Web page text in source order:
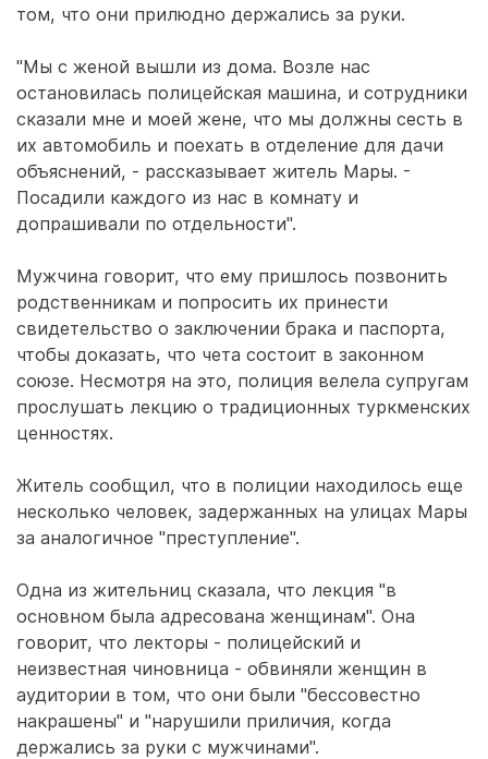
том, что они прилюдно держались за руки.
"Мы с женой вышли из дома. Возле нас
остановилась полицейская машина, и сотрудники
сказали мне и моей жене, что мы должны сесть в
их автомобиль и поехать в отделение для дачи
объяснений, - рассказывает житель Мары. -
Посадили каждого из нас в комнату и
допрашивали по отдельности".
Мужчина говорит, что ему пришлось позвонить
родственникам и попросить их принести
свидетельство о заключении брака и паспорта,
чтобы доказать, что чета состоит в законном
союзе. Несмотря на это, полиция велела супругам
прослушать лекцию о традиционных туркменских
ценностях.
Житель сообщил, что в полиции находилось еще
несколько человек, задержанных на улицах Мары
за аналогичное "преступление".
Одна из жительниц сказала, что лекция "в
основном была адресована женщинам". Она
говорит, что лекторы - полицейский и
неизвестная чиновница - обвиняли женщин в
аудитории в том, что они были "бессовестно
накрашены" и "нарушили приличия, когда
держались за руки с мужчинами".